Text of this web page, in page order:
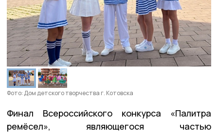
Фото: Дом детского творчества г. Котовска
Финал Всероссийского конкурса «Палитра
ремёсел», являющегося частью